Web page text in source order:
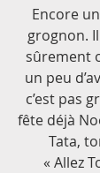
Encore
grognon.
sûrement
un peu
c’est pas
fête déjà
Tata,
« Allez